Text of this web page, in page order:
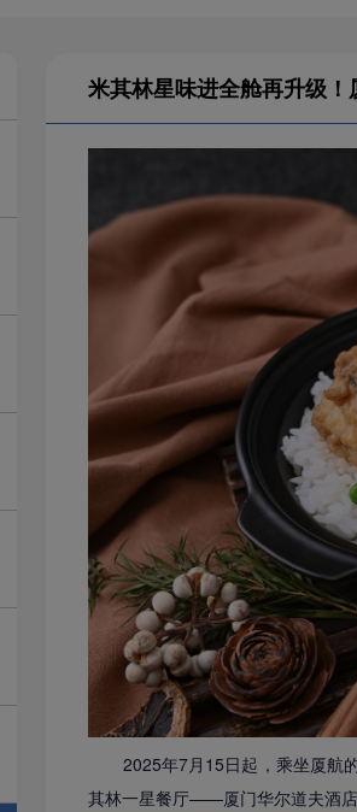
米其林星味进全舱再升级
2025年7月15日起，乘坐厦航
其林一星餐厅——厦门华尔道夫酒店